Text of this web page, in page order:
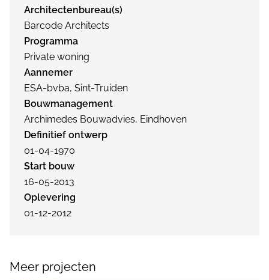
Architectenbureau(s)
Barcode Architects
Programma
Private woning
Aannemer
ESA-bvba, Sint-Truiden
Bouwmanagement
Archimedes Bouwadvies, Eindhoven
Definitief ontwerp
01-04-1970
Start bouw
16-05-2013
Oplevering
01-12-2012
Meer projecten